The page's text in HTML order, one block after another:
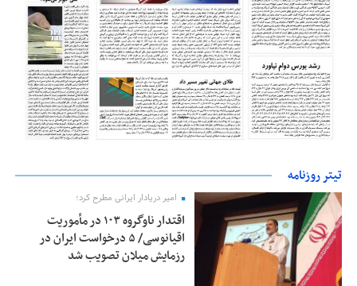
تیتر روزنامه
امیر دریادار ایرانی مطرح کرد؛
اقتدار ناوگروه ۱۰۳ در مأموریت‌
اقیانوسی/ ۵ درخواست ایران در
رزمایش میلان تصویب شد